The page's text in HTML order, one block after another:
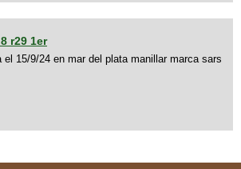
r29 1er
el 15/9/24 en mar del plata manillar marca sars